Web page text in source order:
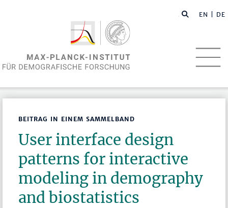
EN | DE
BEITRAG IN EINEM SAMMELBAND
User interface design
patterns for interactive
modeling in demography
and biostatistics